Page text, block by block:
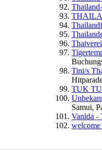
Tini/s
TUK
Samui,
Vanida -
welcome